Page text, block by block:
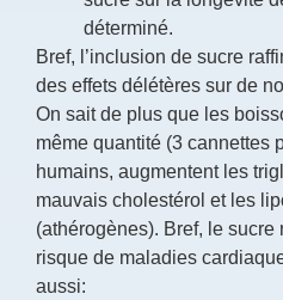
déterminé.
Bref, l’inclusion de sucre
des effets délétères sur de
On sait de plus que les
même quantité (3 cannettes
humains, augmentent les
mauvais cholestérol et les
(athérogènes). Bref, le
risque de maladies
aussi: